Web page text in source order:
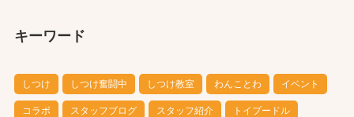
キーワード
しつけ しつけ奮闘中 しつけ教室 わんことわ イベント
コラボ スタッフブログ スタッフ紹介 トイプードル